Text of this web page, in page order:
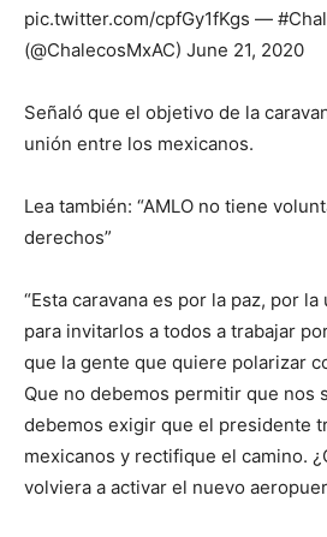
pic.twitter.com/cpfGy1fKgs —
(@ChalecosMxAC) June 21, 2020
Señaló que el objetivo de la
unión entre los mexicanos.
Lea también: “AMLO no tiene
derechos”
“Esta caravana es por la paz, por
para invitarlos a todos a trabajar
que la gente que quiere polarizar
Que no debemos permitir que nos
debemos exigir que el presidente
mexicanos y rectifique el camino.
volviera a activar el nuevo